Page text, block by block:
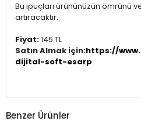
Bu ipuçları ürününüzün ömrünü
artıracaktır.
Fiyat:145 TL
Satın Almak için:https://
dijital-soft-esarp
Benzer Ürünler